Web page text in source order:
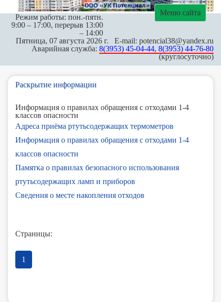
Меню сайта
Режим работы: пон.-пятн.
9:00 – 17:00, перерыв 13:00
– 14:00
Пятница, 07 августа 2026 г. E-mail: potencial38@yandex.ru
Аварийная служба: 8(3953) 45-04-44, 8(3953) 44-76-80
(круглосуточно)
Раскрытие информации
Информация о правилах обращения с отходами 1-4
классов опасности
Адреса приёма ртутьсодержащих термометров
Информация о правилах обращения с отходами 1-4
классов опасности
Памятка о правилах безопасного использования
ртутьсодержащих ламп и приборов
Сведения о месте накопления отходов
Страницы:
1